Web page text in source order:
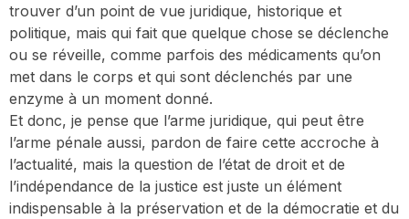
trouver d’un point de vue juridique, historique et
politique, mais qui fait que quelque chose se déclenche
ou se réveille, comme parfois des médicaments qu’on
met dans le corps et qui sont déclenchés par une
enzyme à un moment donné.
Et donc, je pense que l’arme juridique, qui peut être
l’arme pénale aussi, pardon de faire cette accroche à
l’actualité, mais la question de l’état de droit et de
l’indépendance de la justice est juste un élément
indispensable à la préservation et de la démocratie et du